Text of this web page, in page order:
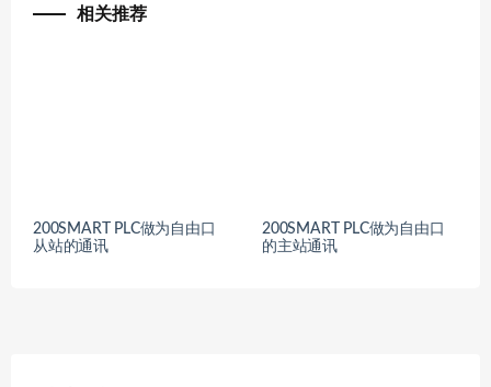
相关推荐
200SMART PLC做为自由口
从站的通讯
200SMART PLC做为自由口
的主站通讯